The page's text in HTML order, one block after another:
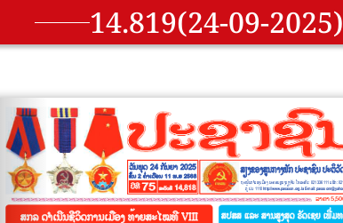
14.819(24-09-2025)